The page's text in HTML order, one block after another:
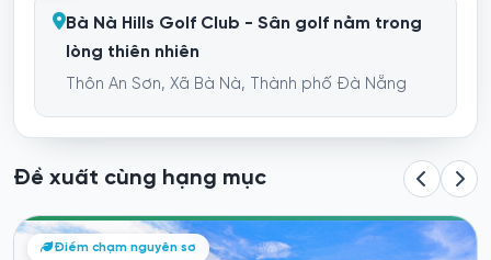
Bà Nà Hills Golf Club - Sân golf nằm trong
lòng thiên nhiên
Thôn An Sơn, Xã Bà Nà, Thành phố Đà Nẵng
Đề xuất cùng hạng mục
Điểm chạm nguyên sơ
Ngắm nhìn sông núi từ trên cao